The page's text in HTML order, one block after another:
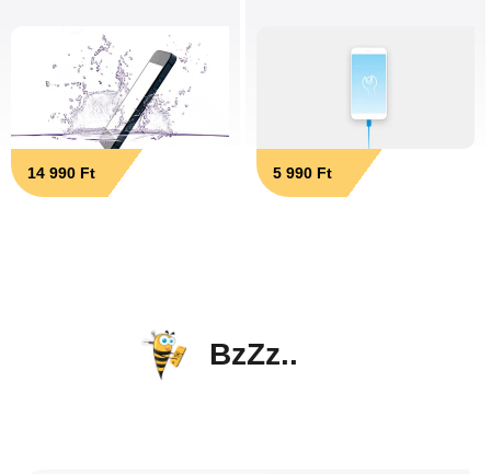
14 990 Ft 5 990 Ft
BzZz..